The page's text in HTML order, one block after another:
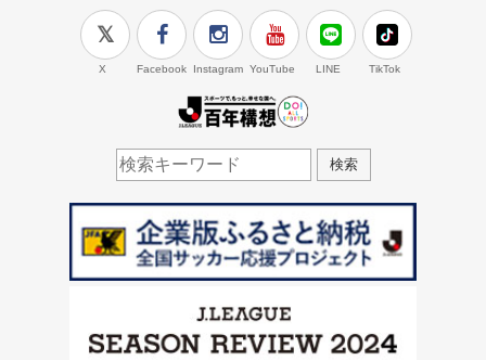
X Facebook Instagram YouTube LINE TikTok
検索